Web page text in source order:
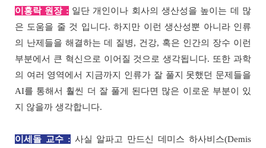
이홍락 원장 : 일단 개인이나 회사의 생산성을 높이는 데 많
은 도움을 줄 것 입니다. 하지만 이런 생산성뿐 아니라 인류
의 난제들을 해결하는 데 질병, 건강, 혹은 인간의 장수 이런
부분에서 큰 혁신으로 이어질 것으로 생각됩니다. 또한 과학
의 여러 영역에서 지금까지 인류가 잘 풀지 못했던 문제들을
AI를 통해서 훨씬 더 잘 풀게 된다면 많은 이로운 부분이 있
지 않을까 생각합니다.
이세돌 교수 : 사실 알파고 만드신 데미스 하사비스(Demis